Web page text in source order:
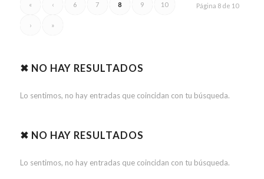
Página 8 de 10
« ‹ 6 7 8 9 10
› »
✖ NO HAY RESULTADOS
Lo sentimos, no hay entradas que coincidan con tu búsqueda.
✖ NO HAY RESULTADOS
Lo sentimos, no hay entradas que coincidan con tu búsqueda.